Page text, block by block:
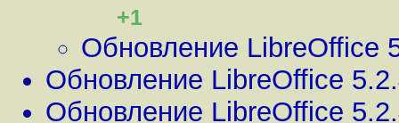
+1
Обновление LibreOffice
Обновление LibreOffice
Обновление LibreOffice